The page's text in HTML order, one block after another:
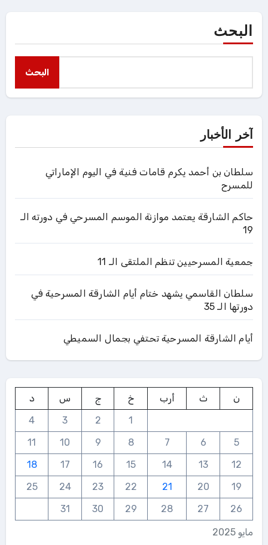
البحث
البحث
آخر الأخبار
سلطان بن أحمد يكرم قامات فنية في اليوم الإماراتي
للمسرح
حاكم الشارقة يعتمد موازنة الموسم المسرحي في دورته الـ
19
جمعية المسرحيين تنظم الملتقى الـ 11
سلطان القاسمي يشهد ختام أيام الشارقة المسرحية في
دورتها الـ 35
أيام الشارقة المسرحية تحتفي بجمال السميطي
مايو 2025
ن ث أرب خ ج س
د
1
2
3
4
5
6
7
8
9
10
11
12
13
14
15
16
17
18
19
20
21
22
23
24
25
26
27
28
29
30
31